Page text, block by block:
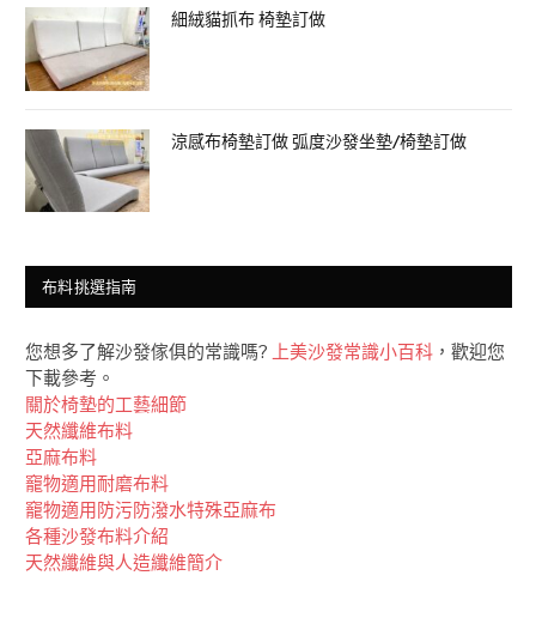
細絨貓抓布 椅墊訂做
涼感布椅墊訂做 弧度沙發坐墊/椅墊訂做
布料挑選指南
您想多了解沙發傢俱的常識嗎? 上美沙發常識小百科 ，歡迎您
下載參考。
關於椅墊的工藝細節
天然纖維布料
亞麻布料
竉物適用耐磨布料
竉物適用防污防潑水特殊亞麻布
各種沙發布料介紹
天然纖維與人造纖維簡介